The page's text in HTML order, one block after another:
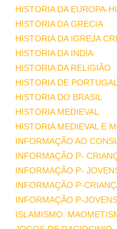
HISTORIA DA EUROPA-
HISTORIA DA GRECIA
HISTORIA DA IGREJA
HISTORIA DA INDIA
HISTORIA DA RELIGIÃO
HISTORIA DE PORTUGAL
HISTORIA DO BRASIL
HISTORIA MEDIEVAL
HISTORIA MEDIEVAL E
INFORMAÇÃO AO
INFORMAÇÃO P-
INFORMAÇÃO P-
INFORMAÇÃO P-
INFORMAÇÃO P-JOVENS
ISLAMISMO.